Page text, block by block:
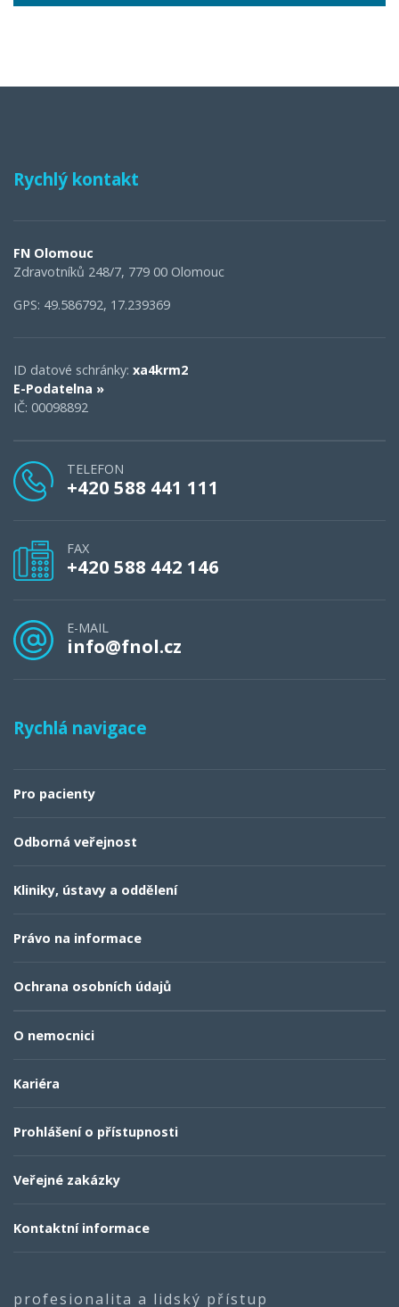
Rychlý kontakt
FN Olomouc
Zdravotníků 248/7, 779 00 Olomouc
GPS: 49.586792, 17.239369
ID datové schránky: xa4krm2
E-Podatelna »
IČ: 00098892
TELEFON
+420 588 441 111
FAX
+420 588 442 146
E-MAIL
info@fnol.cz
Rychlá navigace
Pro pacienty
Odborná veřejnost
Kliniky, ústavy a oddělení
Právo na informace
Ochrana osobních údajů
O nemocnici
Kariéra
Prohlášení o přístupnosti
Veřejné zakázky
Kontaktní informace
profesionalita a lidský přístup